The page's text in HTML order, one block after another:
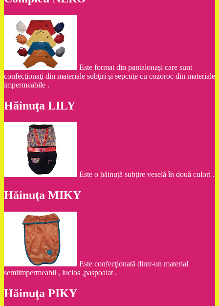
Este format din pantalonaşi care sunt
confecţionaţi din materiale subţiri şi sepcuţe cu cozoroc din materiale
impermeabile .
Hăinuţa LILY
Este o hăinuţă subţire veselă în două culori .
Hăinuţa MIKY
Este confecţionată dintr-un material
semiimpermeabil , lucios ,paspoalat .
Hăinuţa PIKY